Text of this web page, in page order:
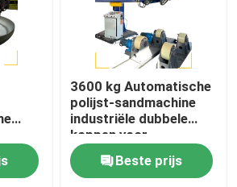
3600 kg Automatische
polijst-sandmachine
industriële dubbele
koppen voor
tankvaartuigen
Beste prijs